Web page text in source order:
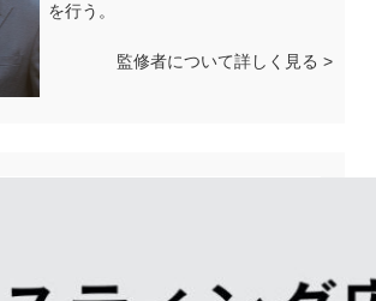
を行う。
監修者について詳しく見る >